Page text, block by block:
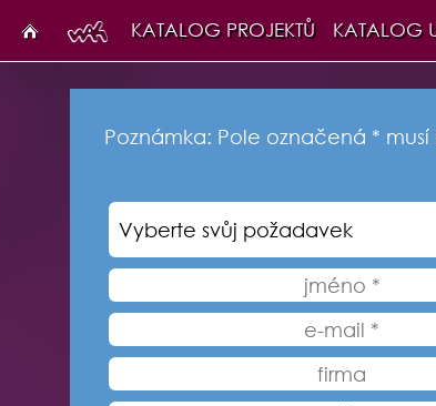
KATALOG PROJEKTŮ KATALOG
Poznámka: Pole označená *